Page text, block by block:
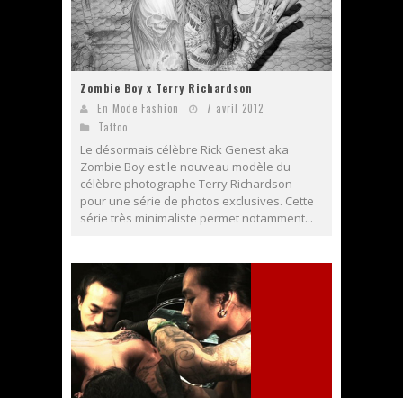
Zombie Boy x Terry Richardson
En Mode Fashion
7 avril 2012
Tattoo
Le désormais célèbre Rick Genest aka
Zombie Boy est le nouveau modèle du
célèbre photographe Terry Richardson
pour une série de photos exclusives. Cette
série très minimaliste permet notamment...